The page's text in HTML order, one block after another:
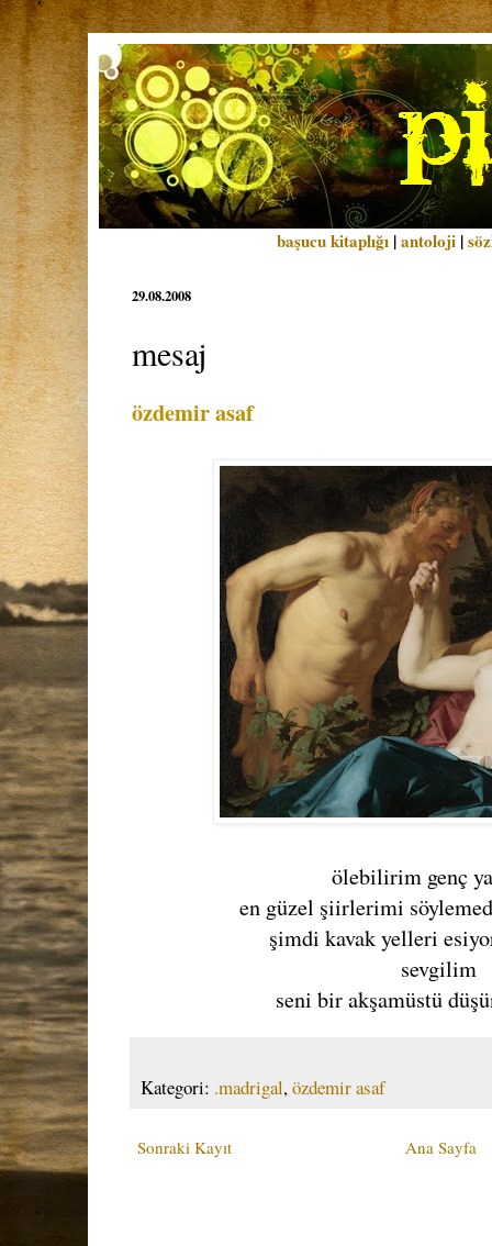
başucu kitaplığı |antoloji |
29.08.2008
mesaj
özdemir asaf
ölebilirim genç
en güzel şiirlerimi
şimdi kavak yelleri
sevgilim
seni bir akşamüstü
Kategori: .madrigal,özdemir asaf
Sonraki Kayıt Ana Sayfa